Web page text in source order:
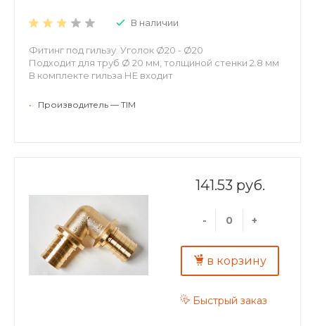
В наличии
Фитинг под гильзу. Уголок Ø20 - Ø20
Подходит для труб Ø 20 мм, толщиной стенки 2.8 мм
В комплекте гильза НЕ входит
• Производитель — TIM
141.53 руб.
- +
в корзину
Быстрый заказ